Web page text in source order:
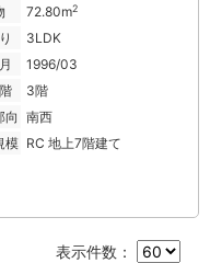
72.80m2
3LDK
1996/03
3階
向 南西
模 RC 地上7階建て
表示件数：